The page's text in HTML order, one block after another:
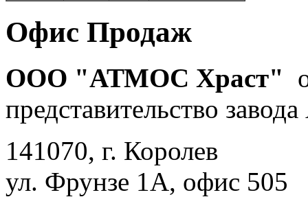
Офис Продаж
ООО "АТМОС Храст"
представительство
141070, г. Королев
ул. Фрунзе 1А, офис 505